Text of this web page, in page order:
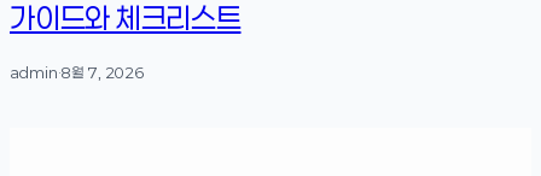
가이드와 체크리스트
admin·8월 7, 2026